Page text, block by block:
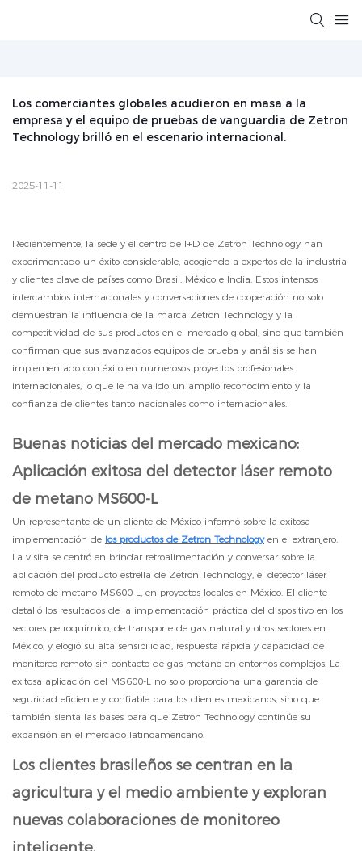
Los comerciantes globales acudieron en masa a la
empresa y el equipo de pruebas de vanguardia de Zetron
Technology brilló en el escenario internacional.
2025-11-11
Recientemente, la sede y el centro de I+D de Zetron Technology han
experimentado un éxito considerable, acogiendo a expertos de la industria
y clientes clave de países como Brasil, México e India. Estos intensos
intercambios internacionales y conversaciones de cooperación no solo
demuestran la influencia de la marca Zetron Technology y la
competitividad de sus productos en el mercado global, sino que también
confirman que sus avanzados equipos de prueba y análisis se han
implementado con éxito en numerosos proyectos profesionales
internacionales, lo que le ha valido un amplio reconocimiento y la
confianza de clientes tanto nacionales como internacionales.
Buenas noticias del mercado mexicano:
Aplicación exitosa del detector láser remoto
de metano MS600-L
Un representante de un cliente de México informó sobre la exitosa
implementación de los productos de Zetron Technologyen el extranjero.
La visita se centró en brindar retroalimentación y conversar sobre la
aplicación del producto estrella de Zetron Technology, el detector láser
remoto de metano MS600-L, en proyectos locales en México. El cliente
detalló los resultados de la implementación práctica del dispositivo en los
sectores petroquímico, de transporte de gas natural y otros sectores en
México, y elogió su alta sensibilidad, respuesta rápida y capacidad de
monitoreo remoto sin contacto de gas metano en entornos complejos. La
exitosa aplicación del MS600-L no solo proporciona una garantía de
seguridad eficiente y confiable para los clientes mexicanos, sino que
también sienta las bases para que Zetron Technology continúe su
expansión en el mercado latinoamericano.
Los clientes brasileños se centran en la
agricultura y el medio ambiente y exploran
nuevas colaboraciones de monitoreo